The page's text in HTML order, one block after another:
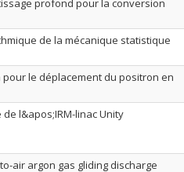
profond pour la conversion
de la mécanique statistique
le déplacement du positron en
l&apos;IRM-linac Unity
air argon gas gliding discharge